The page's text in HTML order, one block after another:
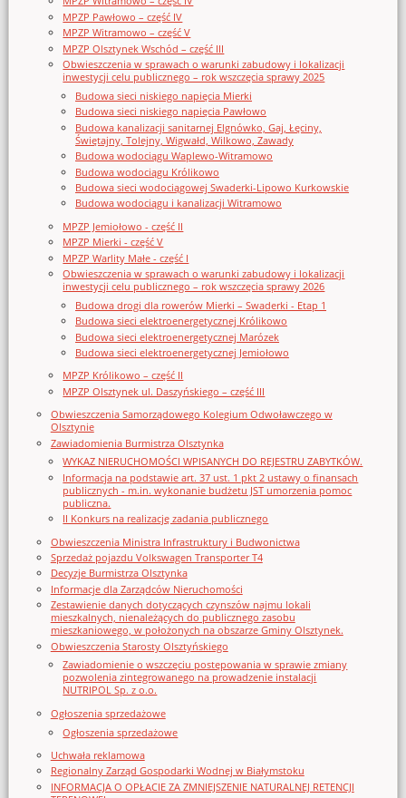
MPZP Pawłowo – część IV
MPZP Witramowo – część V
MPZP Olsztynek Wschód – część III
Obwieszczenia w sprawach o warunki zabudowy i lokalizacji
inwestycji celu publicznego – rok wszczęcia sprawy 2025
Budowa sieci niskiego napięcia Mierki
Budowa sieci niskiego napięcia Pawłowo
Budowa kanalizacji sanitarnej Elgnówko, Gaj, Łęciny,
Świętajny, Tolejny, Wigwałd, Wilkowo, Zawady
Budowa wodociągu Waplewo-Witramowo
Budowa wodociągu Królikowo
Budowa sieci wodociągowej Swaderki-Lipowo Kurkowskie
Budowa wodociągu i kanalizacji Witramowo
MPZP Jemiołowo - część II
MPZP Mierki - część V
MPZP Warlity Małe - część I
Obwieszczenia w sprawach o warunki zabudowy i lokalizacji
inwestycji celu publicznego – rok wszczęcia sprawy 2026
Budowa drogi dla rowerów Mierki – Swaderki - Etap 1
Budowa sieci elektroenergetycznej Królikowo
Budowa sieci elektroenergetycznej Marózek
Budowa sieci elektroenergetycznej Jemiołowo
MPZP Królikowo – część II
MPZP Olsztynek ul. Daszyńskiego – część III
Obwieszczenia Samorządowego Kolegium Odwoławczego w
Olsztynie
Zawiadomienia Burmistrza Olsztynka
WYKAZ NIERUCHOMOŚCI WPISANYCH DO REJESTRU ZABYTKÓW.
Informacja na podstawie art. 37 ust. 1 pkt 2 ustawy o finansach
publicznych - m.in. wykonanie budżetu JST umorzenia pomoc
publiczna.
II Konkurs na realizację zadania publicznego
Obwieszczenia Ministra Infrastruktury i Budwonictwa
Sprzedaż pojazdu Volkswagen Transporter T4
Decyzje Burmistrza Olsztynka
Informacje dla Zarządców Nieruchomości
Zestawienie danych dotyczących czynszów najmu lokali
mieszkalnych, nienależących do publicznego zasobu
mieszkaniowego, w położonych na obszarze Gminy Olsztynek.
Obwieszczenia Starosty Olsztyńskiego
Zawiadomienie o wszczęciu postępowania w sprawie zmiany
pozwolenia zintegrowanego na prowadzenie instalacji
NUTRIPOL Sp. z o.o.
Ogłoszenia sprzedażowe
Ogłoszenia sprzedażowe
Uchwała reklamowa
Regionalny Zarząd Gospodarki Wodnej w Białymstoku
INFORMACJA O OPŁACIE ZA ZMNIEJSZENIE NATURALNEJ RETENCJI